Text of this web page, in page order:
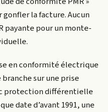
la facture. Aucun
payante pour un monte-
en conformité électrique
branche sur une prise
protection différentielle
date d’avant 1991, une